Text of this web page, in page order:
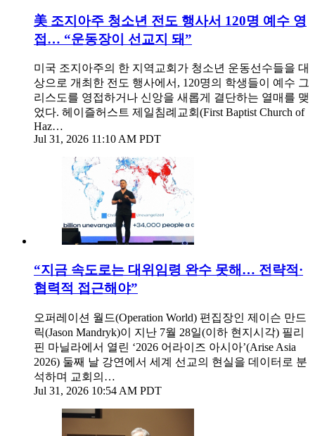
美 조지아주 청소년 전도 행사서 120명 예수 영
접… “운동장이 선교지 돼”
미국 조지아주의 한 지역교회가 청소년 운동선수들을 대
상으로 개최한 전도 행사에서, 120명의 학생들이 예수 그
리스도를 영접하거나 신앙을 새롭게 결단하는 열매를 맺
었다. 헤이즐허스트 제일침례교회(First Baptist Church of
Haz…
Jul 31, 2026 11:10 AM PDT
“지금 속도로는 대위임령 완수 못해… 전략적·
협력적 접근해야”
오퍼레이션 월드(Operation World) 편집장인 제이슨 만드
릭(Jason Mandryk)이 지난 7월 28일(이하 현지시각) 필리
핀 마닐라에서 열린 ‘2026 어라이즈 아시아’(Arise Asia
2026) 둘째 날 강연에서 세계 선교의 현실을 데이터로 분
석하며 교회의…
Jul 31, 2026 10:54 AM PDT